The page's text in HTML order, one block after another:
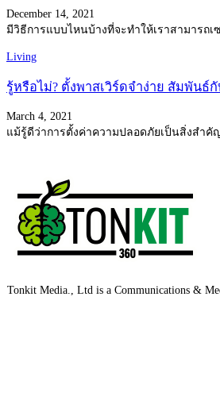
December 14, 2021
มีวิธีการแบบไหนบ้างที่จะทำให้เราสามารถ
Living
รู้หรือไม่? ตั้งพาสเวิร์ดจำง่าย สัมพันธ์
March 4, 2021
แม้รู้ดีว่าการตั้งค่าความปลอดภัยเป็นสิ่งสำคั
Tonkit Media., Ltd is a Communications &